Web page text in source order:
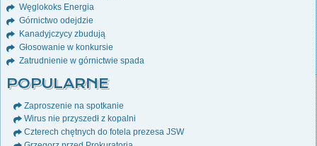
Węglokoks Energia
Górnictwo odejdzie
Kanadyjczycy zbudują
Głosowanie w konkursie
Zatrudnienie w górnictwie spada
POPULARNE
Zaproszenie na spotkanie
Wirus nie przyszedł z kopalni
Czterech chętnych do fotela prezesa JSW